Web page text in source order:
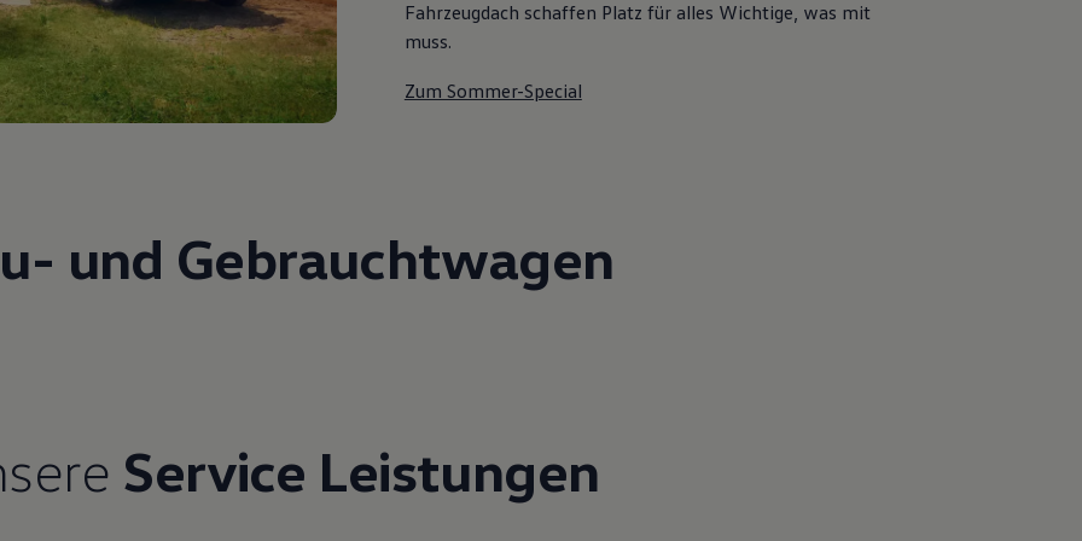
Fahrzeugdach schaffen Platz für alles Wichtige, was mit
muss.
Zum Sommer-Special
und Gebrauchtwagen
Service Leistungen